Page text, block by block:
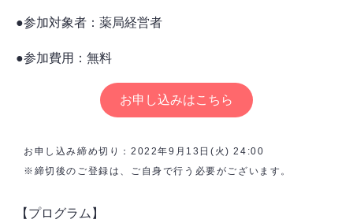
●参加対象者：薬局経営者
●参加費用：無料
お申し込みはこちら
お申し込み締め切り：2022年9月13日(火) 24:00
※締切後のご登録は、ご自身で行う必要がございます。
【プログラム】